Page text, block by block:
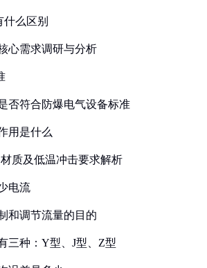
什么区别
心需求调研与分析
否符合防爆电气设备标准
用是什么
质及低温冲击要求解析
电流
和调节流量的目的
三种：Y型、J型、Z型